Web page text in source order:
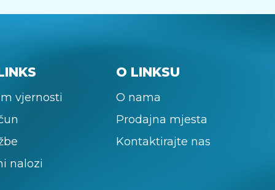
vjernosti
nalozi
O LINKSU
O nama
Prodajna mjesta
Kontaktirajte nas